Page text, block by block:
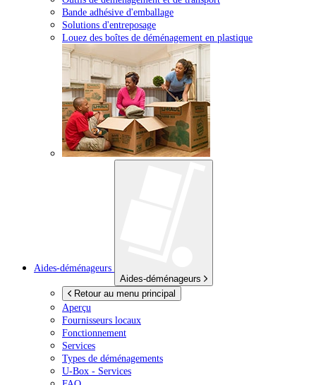
Bande adhésive d'emballage
Solutions d'entreposage
Louez des boîtes de déménagement en plastique
Aides-déménageurs
Aides-déménageurs
Retour au menu principal
Aperçu
Fournisseurs locaux
Fonctionnement
Services
Types de déménagements
U-Box - Services